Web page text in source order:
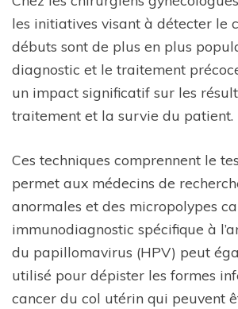
les initiatives visant à détecter le
débuts sont de plus en plus
diagnostic et le traitement
un impact significatif sur les
traitement et la survie du patient.
Ces techniques comprennent le
permet aux médecins de
anormales et des micropolypes
immunodiagnostic spécifique à
du papillomavirus (HPV) peut
utilisé pour dépister les formes
cancer du col utérin qui peuvent